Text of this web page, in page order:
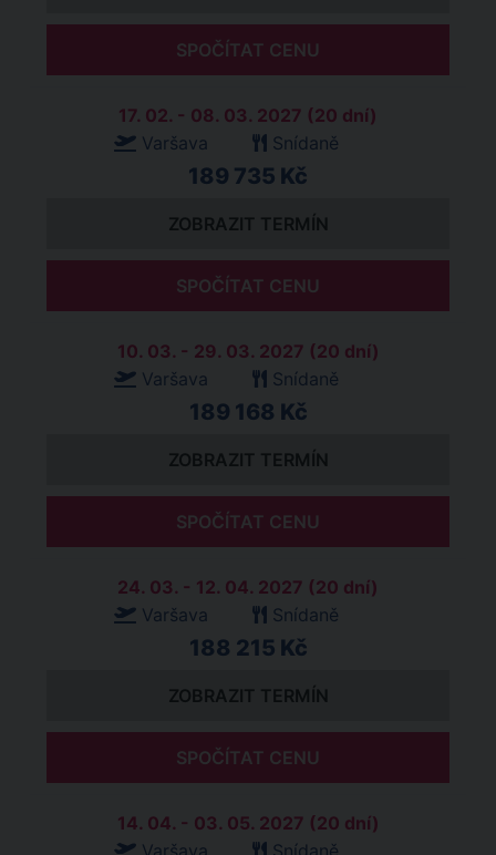
SPOČÍTAT CENU
17. 02. - 08. 03. 2027 (20 dní)
Varšava
Snídaně
189 735 Kč
ZOBRAZIT TERMÍN
SPOČÍTAT CENU
10. 03. - 29. 03. 2027 (20 dní)
Varšava
Snídaně
189 168 Kč
ZOBRAZIT TERMÍN
SPOČÍTAT CENU
24. 03. - 12. 04. 2027 (20 dní)
Varšava
Snídaně
188 215 Kč
ZOBRAZIT TERMÍN
SPOČÍTAT CENU
14. 04. - 03. 05. 2027 (20 dní)
Varšava
Snídaně